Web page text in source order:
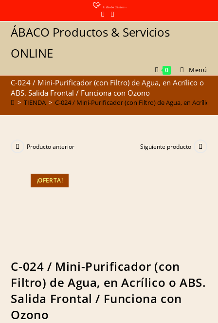
contenido
Lista de deseos -
ÁBACO Productos & Servicios
ONLINE
0 Menú
C-024 / Mini-Purificador (con Filtro) de Agua, en Acrílico o
ABS. Salida Frontal / Funciona con Ozono
> TIENDA > C-024 / Mini-Purificador (con Filtro) de Agua, en Acrílico
¡OFERTA!
Producto anterior Siguiente producto
C-024 / Mini-Purificador (con
Filtro) de Agua, en Acrílico o ABS.
Salida Frontal / Funciona con
Ozono